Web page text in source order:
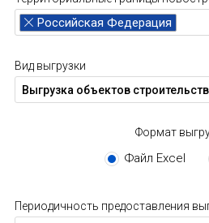
Российская Федерация
Вид выгрузки
Выгрузка объектов
Формат
Файл Excel
Периодичность предоставления